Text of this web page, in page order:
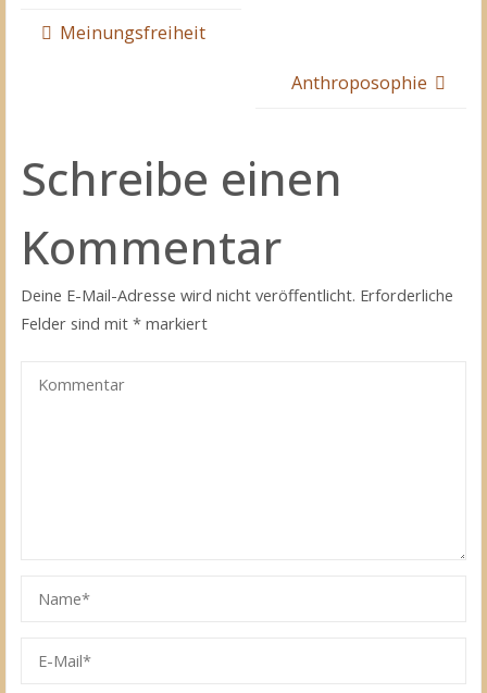
Meinungsfreiheit
Anthroposophie
Schreibe einen
Kommentar
Deine E-Mail-Adresse wird nicht veröffentlicht. Erforderliche
Felder sind mit* markiert